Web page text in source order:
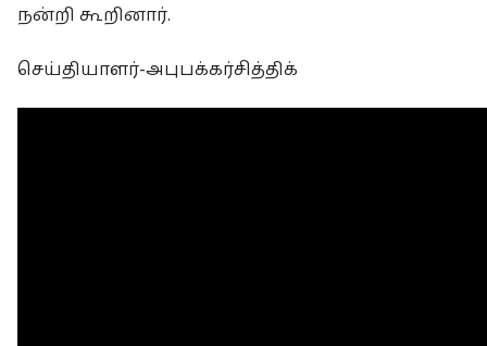
நன்றி கூறினார்.
செய்தியாளர்-அபுபக்கர்சித்திக்